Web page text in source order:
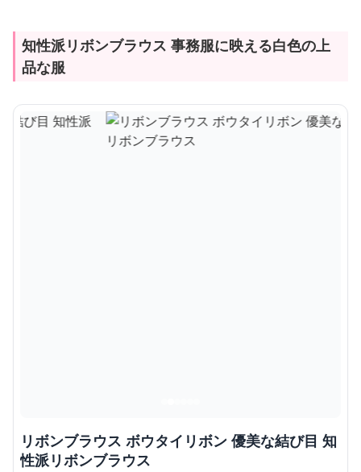
知性派リボンブラウス 事務服に映える白色の上
品な服
リボンブラウス ボウタイリボン 優美な結び目 知
性派リボンブラウス